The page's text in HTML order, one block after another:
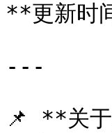
**更新
---
📌 **关